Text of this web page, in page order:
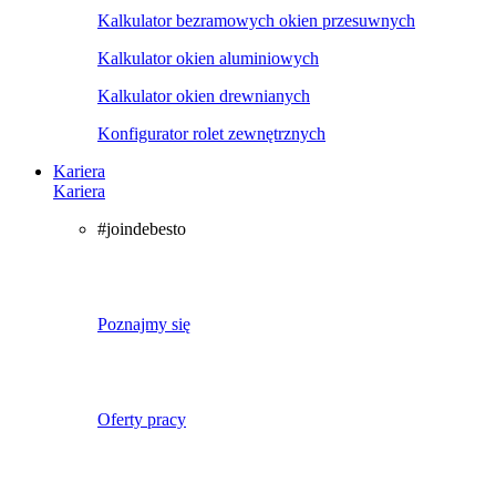
Kalkulator bezramowych okien przesuwnych
Kalkulator okien aluminiowych
Kalkulator okien drewnianych
Konfigurator rolet zewnętrznych
Kariera
Kariera
#joindebesto
Poznajmy się
Oferty pracy